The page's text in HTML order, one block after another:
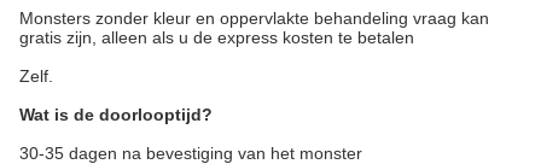
Monsters zonder kleur en oppervlakte behandeling vraag kan
gratis zijn, alleen als u de express kosten te betalen
Zelf.
Wat is de doorlooptijd?
30-35 dagen na bevestiging van het monster